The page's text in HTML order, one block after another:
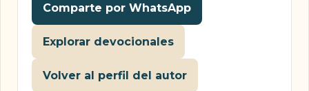
Comparte por WhatsApp
Explorar devocionales
Volver al perfil del autor